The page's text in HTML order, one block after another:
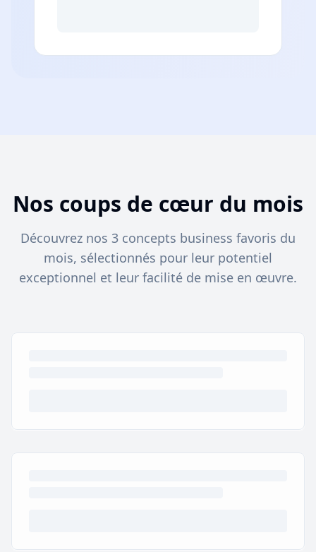
Nos coups de cœur du mois
Découvrez nos 3 concepts business favoris du
mois, sélectionnés pour leur potentiel
exceptionnel et leur facilité de mise en œuvre.